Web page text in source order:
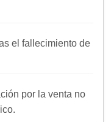
el fallecimiento de
por la venta no